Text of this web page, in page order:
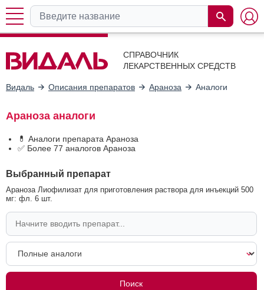
СПРАВОЧНИК
ЛЕКАРСТВЕННЫХ СРЕДСТВ
Видаль Описания препаратов Араноза Аналоги
Араноза аналоги
💊 Аналоги препарата Араноза
✅ Более 77 аналогов Араноза
Выбранный препарат
Араноза Лиофилизат для приготовления раствора для инъекций 500
мг: фл. 6 шт.